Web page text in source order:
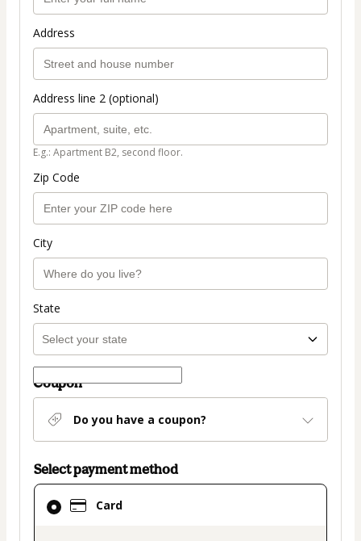
Address
Address line 2 (optional)
E.g.: Apartment B2, second floor.
Zip Code
City
State
Coupon
Do you have a coupon?
Select payment method
Card
Card
selected